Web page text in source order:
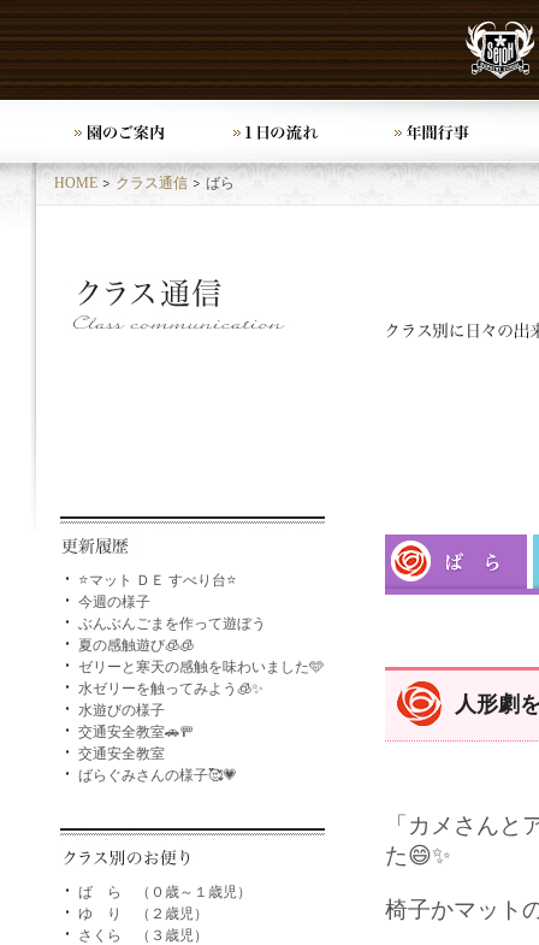
HOME クラス通信 ばら
⭐マット ＤＥ すべり台⭐
今週の様子
ぶんぶんごまを作って遊ぼう
夏の感触遊び🧊🧊
ゼリーと寒天の感触を味わいました🩵
水ゼリーを触ってみよう🧊✨
水遊びの様子
交通安全教室🚗🚥
交通安全教室
ばらぐみさんの様子🥰💗
ば ら （０歳～１歳児）
ゆ り （２歳児）
さくら （３歳児）
人形劇
「カメさん
た😄✨
椅子かマット